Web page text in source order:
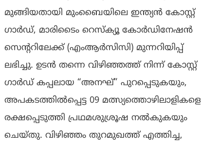
മുങ്ങിയതായി മുംബൈയിലെ ഇന്ത്യൻ കോസ്റ്റ്
ഗാർഡ്, മാരിടൈം റെസ്‌ക്യൂ കോർഡിനേഷൻ
സെന്ററിലേക്ക് (എംആർസിസി) മുന്നറിയിപ്പ്
ലഭിച്ചു. ഉടൻ തന്നെ വിഴിഞ്ഞത്ത് നിന്ന് കോസ്റ്റ്
ഗാർഡ് കപ്പലായ “അനഘ്” പുറപ്പെടുകയും,
അപകടത്തിൽപ്പെട്ട 09 മത്സ്യത്തൊഴിലാളികളെ
രക്ഷപ്പെടുത്തി പ്രഥമശുശ്രൂഷ നൽകുകയും
ചെയ്തു. വിഴിഞ്ഞം തുറമുഖത്ത് എത്തിച്ച,